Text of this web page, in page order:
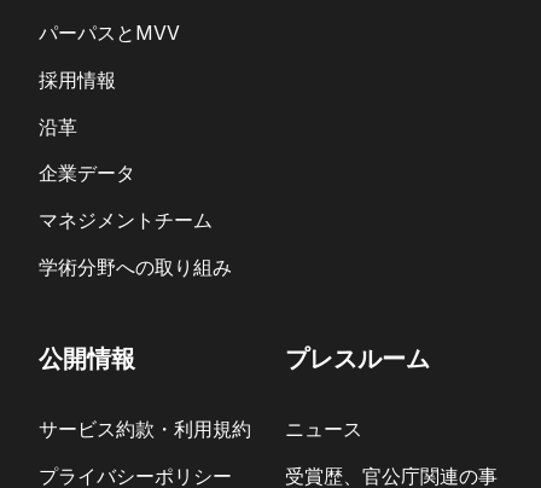
パーパスとMVV
採用情報
沿革
企業データ
マネジメントチーム
学術分野への取り組み
公開情報
サービス約款・利用規約
プライバシーポリシー
プレスルーム
ニュース
受賞歴、官公庁関連の事